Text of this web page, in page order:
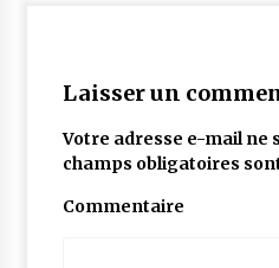
Laisser un
Votre adresse e-mail ne
champs obligatoires
Commentaire